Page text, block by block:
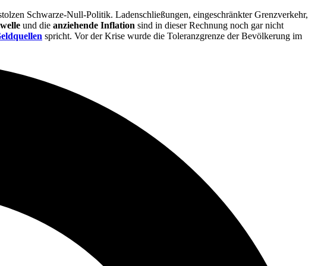
Schwarze-Null-Politik. Ladenschließungen, eingeschränkter Grenzverkehr,
und die anziehende Inflation sind in dieser Rechnung noch gar nicht
spricht. Vor der Krise wurde die Toleranzgrenze der Bevölkerung im